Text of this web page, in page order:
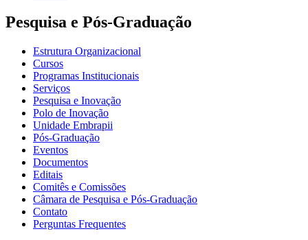
Pesquisa e Pós-Graduação
Estrutura Organizacional
Cursos
Programas Institucionais
Serviços
Pesquisa e Inovação
Polo de Inovação
Unidade Embrapii
Pós-Graduação
Eventos
Documentos
Editais
Comitês e Comissões
Câmara de Pesquisa e Pós-Graduação
Contato
Perguntas Frequentes